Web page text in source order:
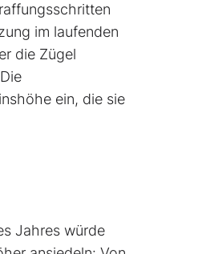
im laufenden
die Zügel
ein, die sie
Jahres würde